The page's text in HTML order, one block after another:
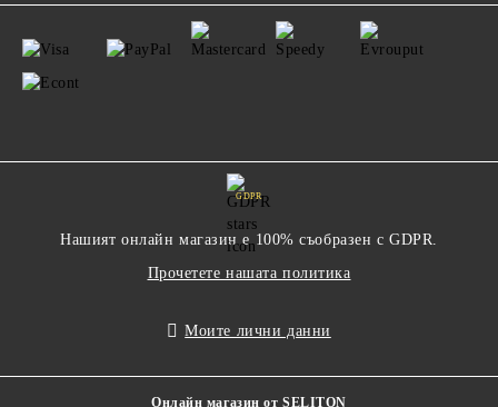
GDPR
Нашият онлайн магазин е 100% съобразен с GDPR.
Прочетете нашата политика
Моите лични данни
Онлайн магазин от SELITON